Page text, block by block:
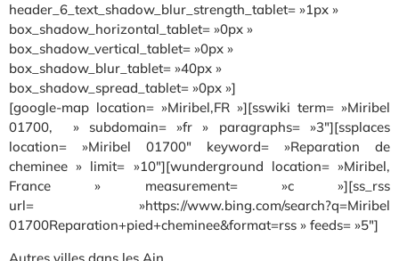
header_6_text_shadow_blur_strength_tablet= »1px »
box_shadow_horizontal_tablet= »0px »
box_shadow_vertical_tablet= »0px »
box_shadow_blur_tablet= »40px »
box_shadow_spread_tablet= »0px »]
[google-map location= »Miribel,FR »][sswiki term= »Miribel
01700, » subdomain= »fr » paragraphs= »3″][ssplaces
location= »Miribel 01700″ keyword= »Reparation de
cheminee » limit= »10″][wunderground location= »Miribel,
France » measurement= »c »][ss_rss
url= »https://www.bing.com/search?q=Miribel
01700Reparation+pied+cheminee&format=rss » feeds= »5″]
Autres villes dans les Ain